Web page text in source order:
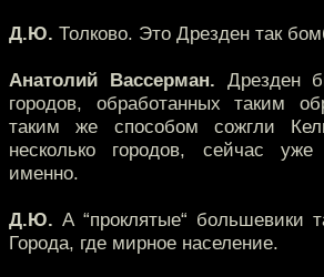
Д.Ю. Толково. Это Дрезден так
Анатолий Вассерман. Дрезден
городов, обработанных таким
таким же способом сожгли
несколько городов, сейчас
именно.
Д.Ю. А “проклятые“ большевики
Города, где мирное население.